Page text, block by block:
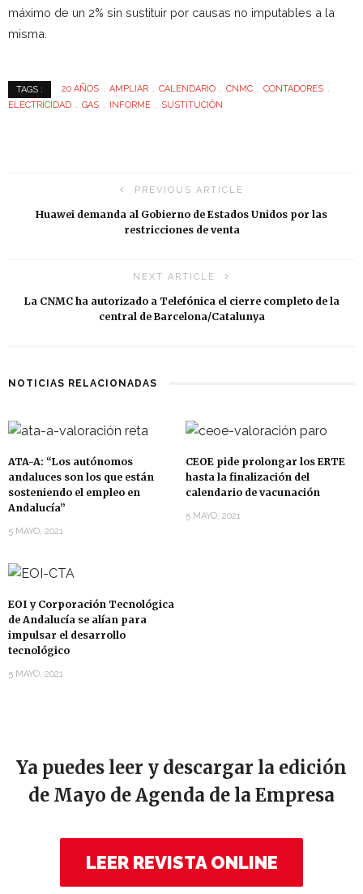
máximo de un 2% sin sustituir por causas no imputables a la
misma.
TAGS : 20 AÑOS AMPLIAR CALENDARIO CNMC
CONTADORES
ELECTRICIDAD
GAS INFORME SUSTITUCIÓN
PREVIOUS ARTICLE
Huawei demanda al Gobierno de Estados Unidos por las
restricciones de venta
NEXT ARTICLE
La CNMC ha autorizado a Telefónica el cierre completo de la
central de Barcelona/Catalunya
NOTICIAS RELACIONADAS
ATA-A: “Los autónomos
andaluces son los que están
sosteniendo el empleo en
Andalucía”
5 MAYO, 2021
CEOE pide prolongar los ERTE
hasta la finalización del
calendario de vacunación
5 MAYO, 2021
EOI y Corporación Tecnológica
de Andalucía se alían para
impulsar el desarrollo
tecnológico
5 MAYO, 2021
Ya puedes leer y descargar la edición
de Mayo de Agenda de la Empresa
LEER REVISTA ONLINE